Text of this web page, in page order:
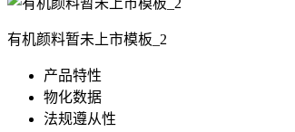
有机颜料暂未上市模板_2
产品特性
物化数据
法规遵从性